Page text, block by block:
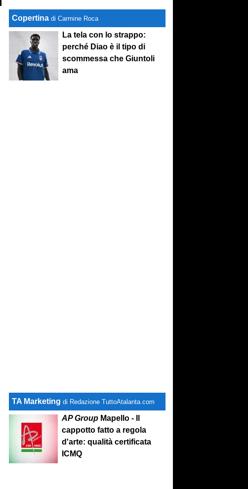
Copertina di Carmine Roca
La tela con lo strappo:
perché Diao è il tipo di
scommessa che Giuntoli
ama
TA Marketing di Redazione TuttoAtalanta.com
AP Group Mapello - Il
cappotto fatto a regola
d'arte: qualità certificata
ICMQ